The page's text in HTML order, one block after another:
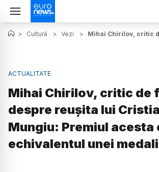
> Cultură > Vezi > Mihai Chirilov, critic
ACTUALITATE
Mihai Chirilov, critic de
despre reușita lui
Mungiu: Premiul acesta
echivalentul unei